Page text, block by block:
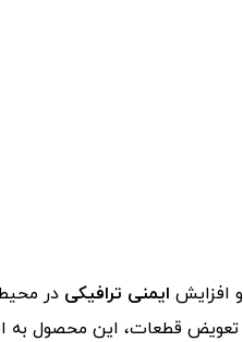
و افزایش ایمنی ترافیکی در
تعویض قطعات، این محصول به